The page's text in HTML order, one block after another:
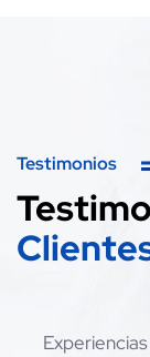
Testimonios